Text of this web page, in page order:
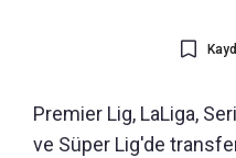
Premier Lig, LaLiga,
ve Süper Lig'de transfer